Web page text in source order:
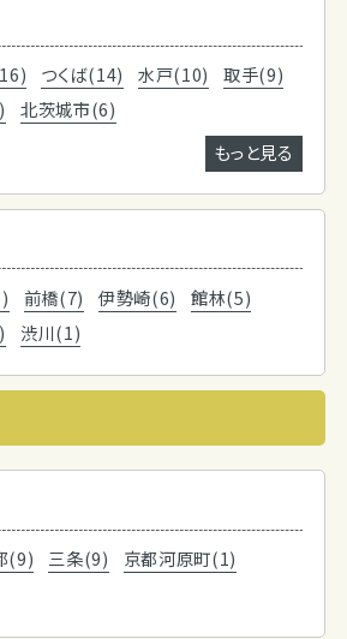
つくば(14) 水戸(10)
取手(9)
北茨城市(6)
もっと見る
前橋(7) 伊勢崎(6)
館林(5)
渋川(1)
(9) 三条(9)
京都河原町(1)